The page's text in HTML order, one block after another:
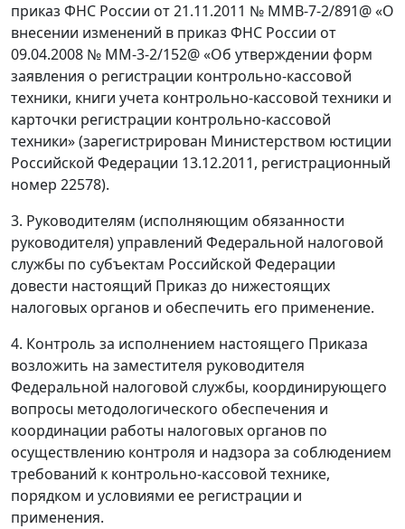
приказ ФНС России от 21.11.2011 № ММВ-7-2/891@ «О
внесении изменений в приказ ФНС России от
09.04.2008 № ММ-3-2/152@ «Об утверждении форм
заявления о регистрации контрольно-кассовой
техники, книги учета контрольно-кассовой техники и
карточки регистрации контрольно-кассовой
техники» (зарегистрирован Министерством юстиции
Российской Федерации 13.12.2011, регистрационный
номер 22578).
3. Руководителям (исполняющим обязанности
руководителя) управлений Федеральной налоговой
службы по субъектам Российской Федерации
довести настоящий Приказ до нижестоящих
налоговых органов и обеспечить его применение.
4. Контроль за исполнением настоящего Приказа
возложить на заместителя руководителя
Федеральной налоговой службы, координирующего
вопросы методологического обеспечения и
координации работы налоговых органов по
осуществлению контроля и надзора за соблюдением
требований к контрольно-кассовой технике,
порядком и условиями ее регистрации и
применения.